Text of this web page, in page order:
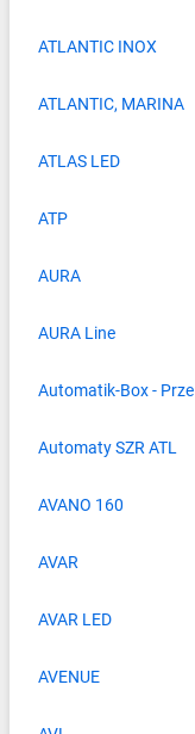
ATLANTIC INOX
ATLANTIC, MARINA
ATLAS LED
ATP
AURA
AURA Line
Automatik-Box - Prze
Automaty SZR ATL
AVANO 160
AVAR
AVAR LED
AVENUE